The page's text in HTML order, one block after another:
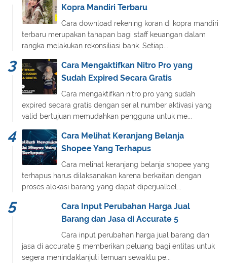
Kopra Mandiri Terbaru
Cara download rekening koran di kopra mandiri
terbaru merupakan tahapan bagi staff keuangan dalam
rangka melakukan rekonsiliasi bank. Setiap...
Cara Mengaktifkan Nitro Pro yang
Sudah Expired Secara Gratis
Cara mengaktifkan nitro pro yang sudah
expired secara gratis dengan serial number aktivasi yang
valid bertujuan memudahkan pengguna untuk me...
Cara Melihat Keranjang Belanja
Shopee Yang Terhapus
Cara melihat keranjang belanja shopee yang
terhapus harus dilaksanakan karena berkaitan dengan
proses alokasi barang yang dapat diperjualbel...
Cara Input Perubahan Harga Jual
Barang dan Jasa di Accurate 5
Cara input perubahan harga jual barang dan
jasa di accurate 5 memberikan peluang bagi entitas untuk
segera menindaklanjuti temuan sewaktu pe...